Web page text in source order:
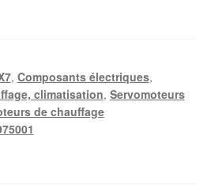
, Composants électriques,
climatisation, Servomoteurs
de chauffage